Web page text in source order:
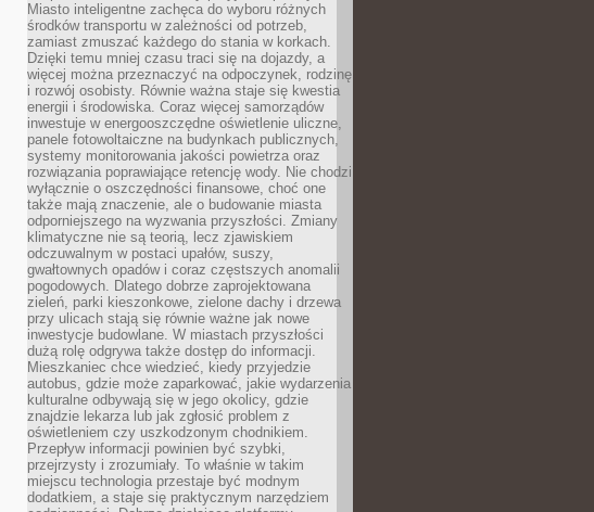
Miasto inteligentne zachęca do wyboru różnych
środków transportu w zależności od potrzeb,
zamiast zmuszać każdego do stania w korkach.
Dzięki temu mniej czasu traci się na dojazdy, a
więcej można przeznaczyć na odpoczynek, rodzinę
i rozwój osobisty. Równie ważna staje się kwestia
energii i środowiska. Coraz więcej samorządów
inwestuje w energooszczędne oświetlenie uliczne,
panele fotowoltaiczne na budynkach publicznych,
systemy monitorowania jakości powietrza oraz
rozwiązania poprawiające retencję wody. Nie chodzi
wyłącznie o oszczędności finansowe, choć one
także mają znaczenie, ale o budowanie miasta
odporniejszego na wyzwania przyszłości. Zmiany
klimatyczne nie są teorią, lecz zjawiskiem
odczuwalnym w postaci upałów, suszy,
gwałtownych opadów i coraz częstszych anomalii
pogodowych. Dlatego dobrze zaprojektowana
zieleń, parki kieszonkowe, zielone dachy i drzewa
przy ulicach stają się równie ważne jak nowe
inwestycje budowlane. W miastach przyszłości
dużą rolę odgrywa także dostęp do informacji.
Mieszkaniec chce wiedzieć, kiedy przyjedzie
autobus, gdzie może zaparkować, jakie wydarzenia
kulturalne odbywają się w jego okolicy, gdzie
znajdzie lekarza lub jak zgłosić problem z
oświetleniem czy uszkodzonym chodnikiem.
Przepływ informacji powinien być szybki,
przejrzysty i zrozumiały. To właśnie w takim
miejscu technologia przestaje być modnym
dodatkiem, a staje się praktycznym narzędziem